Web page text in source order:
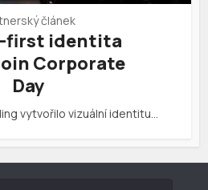
článek
first identita
Corporate
Day
vytvořilo vizuální identitu…